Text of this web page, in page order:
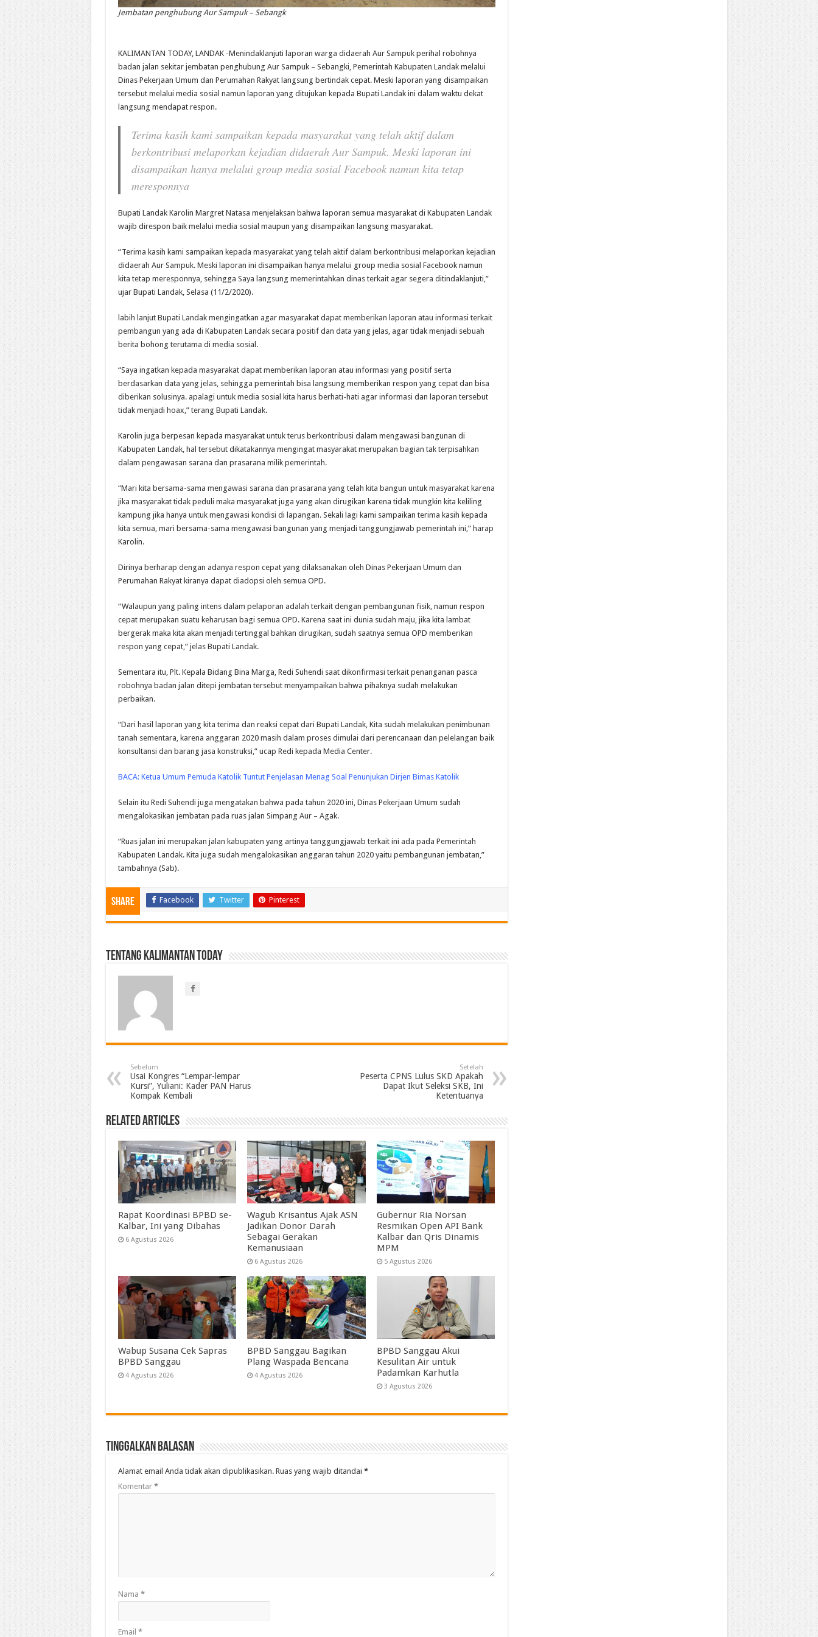
Jembatan penghubung Aur Sampuk – Sebangk
KALIMANTAN TODAY, LANDAK -Menindaklanjuti laporan warga didaerah Aur Sampuk perihal robohnya
badan jalan sekitar jembatan penghubung Aur Sampuk – Sebangki, Pemerintah Kabupaten Landak melalui
Dinas Pekerjaan Umum dan Perumahan Rakyat langsung bertindak cepat. Meski laporan yang disampaikan
tersebut melalui media sosial namun laporan yang ditujukan kepada Bupati Landak ini dalam waktu dekat
langsung mendapat respon.
Terima kasih kami sampaikan kepada masyarakat yang telah aktif dalam
berkontribusi melaporkan kejadian didaerah Aur Sampuk. Meski laporan ini
disampaikan hanya melalui group media sosial Facebook namun kita tetap
meresponnya
Bupati Landak Karolin Margret Natasa menjelaksan bahwa laporan semua masyarakat di Kabupaten Landak
wajib direspon baik melalui media sosial maupun yang disampaikan langsung masyarakat.
“Terima kasih kami sampaikan kepada masyarakat yang telah aktif dalam berkontribusi melaporkan kejadian
didaerah Aur Sampuk. Meski laporan ini disampaikan hanya melalui group media sosial Facebook namun
kita tetap meresponnya, sehingga Saya langsung memerintahkan dinas terkait agar segera ditindaklanjuti,”
ujar Bupati Landak, Selasa (11/2/2020).
labih lanjut Bupati Landak mengingatkan agar masyarakat dapat memberikan laporan atau informasi terkait
pembangun yang ada di Kabupaten Landak secara positif dan data yang jelas, agar tidak menjadi sebuah
berita bohong terutama di media sosial.
“Saya ingatkan kepada masyarakat dapat memberikan laporan atau informasi yang positif serta
berdasarkan data yang jelas, sehingga pemerintah bisa langsung memberikan respon yang cepat dan bisa
diberikan solusinya. apalagi untuk media sosial kita harus berhati-hati agar informasi dan laporan tersebut
tidak menjadi hoax,” terang Bupati Landak.
Karolin juga berpesan kepada masyarakat untuk terus berkontribusi dalam mengawasi bangunan di
Kabupaten Landak, hal tersebut dikatakannya mengingat masyarakat merupakan bagian tak terpisahkan
dalam pengawasan sarana dan prasarana milik pemerintah.
“Mari kita bersama-sama mengawasi sarana dan prasarana yang telah kita bangun untuk masyarakat karena
jika masyarakat tidak peduli maka masyarakat juga yang akan dirugikan karena tidak mungkin kita keliling
kampung jika hanya untuk mengawasi kondisi di lapangan. Sekali lagi kami sampaikan terima kasih kepada
kita semua, mari bersama-sama mengawasi bangunan yang menjadi tanggungjawab pemerintah ini,” harap
Karolin.
Dirinya berharap dengan adanya respon cepat yang dilaksanakan oleh Dinas Pekerjaan Umum dan
Perumahan Rakyat kiranya dapat diadopsi oleh semua OPD.
“Walaupun yang paling intens dalam pelaporan adalah terkait dengan pembangunan fisik, namun respon
cepat merupakan suatu keharusan bagi semua OPD. Karena saat ini dunia sudah maju, jika kita lambat
bergerak maka kita akan menjadi tertinggal bahkan dirugikan, sudah saatnya semua OPD memberikan
respon yang cepat,” jelas Bupati Landak.
Sementara itu, Plt. Kepala Bidang Bina Marga, Redi Suhendi saat dikonfirmasi terkait penanganan pasca
robohnya badan jalan ditepi jembatan tersebut menyampaikan bahwa pihaknya sudah melakukan
perbaikan.
“Dari hasil laporan yang kita terima dan reaksi cepat dari Bupati Landak, Kita sudah melakukan penimbunan
tanah sementara, karena anggaran 2020 masih dalam proses dimulai dari perencanaan dan pelelangan baik
konsultansi dan barang jasa konstruksi,” ucap Redi kepada Media Center.
BACA: Ketua Umum Pemuda Katolik Tuntut Penjelasan Menag Soal Penunjukan Dirjen Bimas Katolik
Selain itu Redi Suhendi juga mengatakan bahwa pada tahun 2020 ini, Dinas Pekerjaan Umum sudah
mengalokasikan jembatan pada ruas jalan Simpang Aur – Agak.
“Ruas jalan ini merupakan jalan kabupaten yang artinya tanggungjawab terkait ini ada pada Pemerintah
Kabupaten Landak. Kita juga sudah mengalokasikan anggaran tahun 2020 yaitu pembangunan jembatan,”
tambahnya (Sab).
Share Facebook Twitter Pinterest
Tentang Kalimantan Today
Sebelum
Usai Kongres “Lempar-lempar
Kursi”, Yuliani: Kader PAN Harus
Kompak Kembali
Setelah
Peserta CPNS Lulus SKD Apakah
Dapat Ikut Seleksi SKB, Ini
Ketentuanya
Related Articles
Rapat Koordinasi BPBD se-
Kalbar, Ini yang Dibahas
6 Agustus 2026
Wagub Krisantus Ajak ASN
Jadikan Donor Darah
Sebagai Gerakan
Kemanusiaan
6 Agustus 2026
Gubernur Ria Norsan
Resmikan Open API Bank
Kalbar dan Qris Dinamis
MPM
5 Agustus 2026
Wabup Susana Cek Sapras
BPBD Sanggau
4 Agustus 2026
BPBD Sanggau Bagikan
Plang Waspada Bencana
4 Agustus 2026
BPBD Sanggau Akui
Kesulitan Air untuk
Padamkan Karhutla
3 Agustus 2026
Tinggalkan Balasan
Alamat email Anda tidak akan dipublikasikan. Ruas yang wajib ditandai *
Komentar *
Nama *
Email *